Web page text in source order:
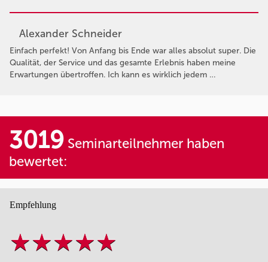
Alexander Schneider
Einfach perfekt! Von Anfang bis Ende war alles absolut super. Die
Qualität, der Service und das gesamte Erlebnis haben meine
Erwartungen übertroffen. Ich kann es wirklich jedem …
3019 Seminarteilnehmer haben
bewertet:
Empfehlung